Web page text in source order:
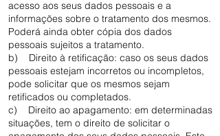
acesso aos seus dados pessoais e a
informações sobre o tratamento dos mesmos.
Poderá ainda obter cópia dos dados
pessoais sujeitos a tratamento.
b) Direito à retificação: caso os seus dados
pessoais estejam incorretos ou incompletos,
pode solicitar que os mesmos sejam
retificados ou completados.
c) Direito ao apagamento: em determinadas
situações, tem o direito de solicitar o